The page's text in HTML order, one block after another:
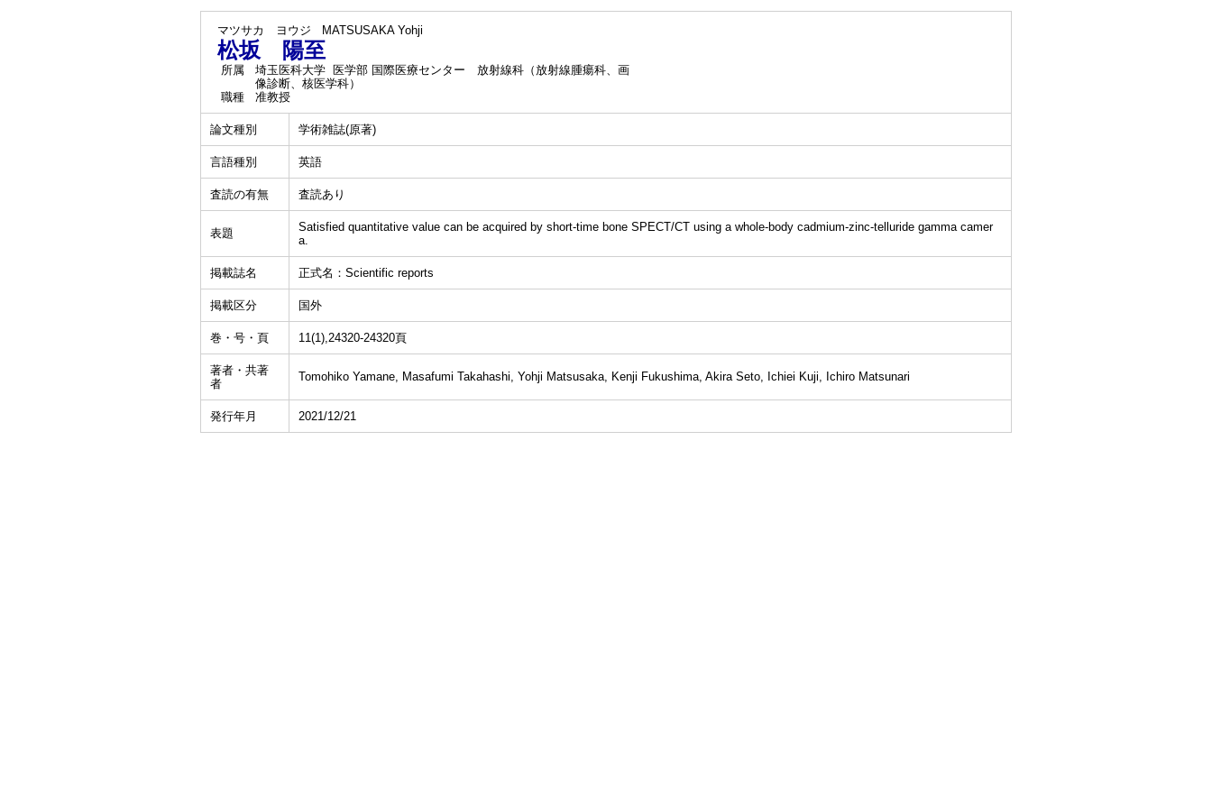
マツサカ ヨウジ MATSUSAKA Yohji
松坂 陽至
所属
埼玉医科大学 医学部 国際医療センター 放射線科（放射線腫瘍科、画
像診断、核医学科）
職種
准教授
論文種別 学術雑誌(原著)
言語種別 英語
査読の有無 査読あり
表題
Satisfied quantitative value can be acquired by short-time bone SPECT/CT using a whole-body cadmium-zinc-telluride gamma camer
a.
掲載誌名 正式名：Scientific reports
掲載区分 国外
巻・号・頁 11(1),24320-24320頁
著者・共著
者
Tomohiko Yamane, Masafumi Takahashi, Yohji Matsusaka, Kenji Fukushima, Akira Seto, Ichiei Kuji, Ichiro Matsunari
発行年月 2021/12/21